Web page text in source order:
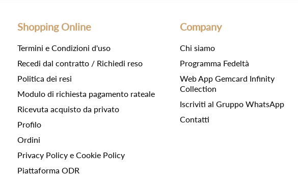
Shopping Online
Termini e Condizioni d'uso
Recedi dal contratto / Richiedi reso
Politica dei resi
Modulo di richiesta pagamento rateale
Ricevuta acquisto da privato
Profilo
Ordini
Privacy Policy e Cookie Policy
Piattaforma ODR
Company
Chi siamo
Programma Fedeltà
Web App Gemcard Infinity
Collection
Iscriviti al Gruppo WhatsApp
Contatti